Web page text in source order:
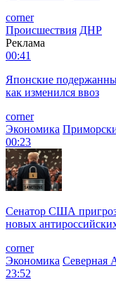
corner
Происшествия ДНР
Реклама
00:41
Японские
как изменился ввоз
corner
Экономика
00:23
Сенатор США
новых
corner
Экономика Северная
23:52